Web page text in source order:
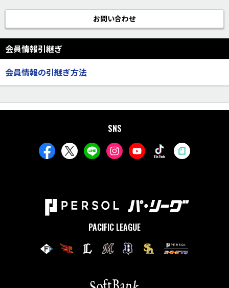
お問い合わせ
会員情報引継ぎ
会員情報の引継ぎ方法
SNS
PACIFIC LEAGUE